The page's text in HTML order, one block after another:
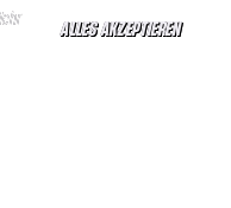
ALLES AKZEPTIEREN